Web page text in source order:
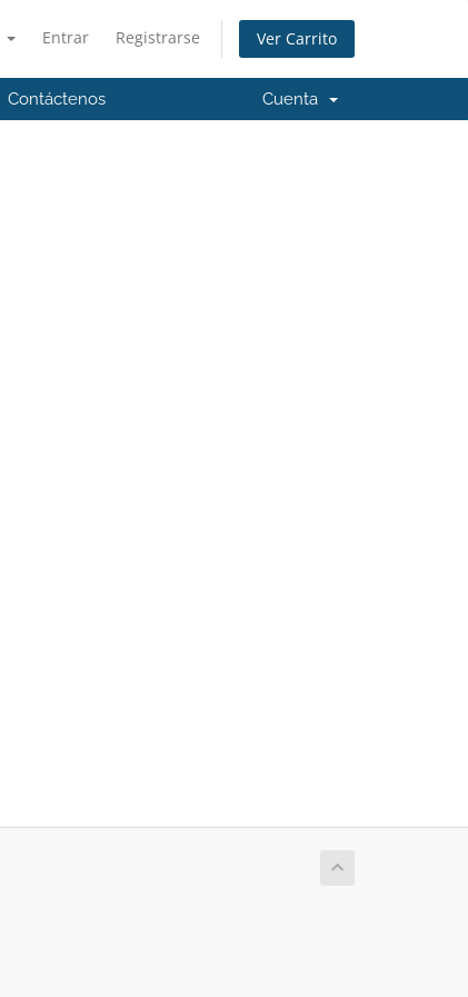
Entrar Registrarse Ver Carrito
Contáctenos Cuenta